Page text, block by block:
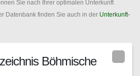
Sie nach Ihrer optimalen Unterkunft
Datenbank finden Sie auch in der Unterkunft-
Böhmische